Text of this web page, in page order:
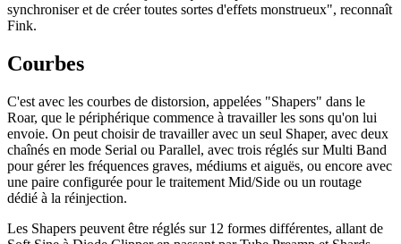
synchroniser et de créer toutes sortes d'effets monstrueux", reconnaît
Fink.
Courbes
C'est avec les courbes de distorsion, appelées "Shapers" dans le
Roar, que le périphérique commence à travailler les sons qu'on lui
envoie. On peut choisir de travailler avec un seul Shaper, avec deux
chaînés en mode Serial ou Parallel, avec trois réglés sur Multi Band
pour gérer les fréquences graves, médiums et aiguës, ou encore avec
une paire configurée pour le traitement Mid/Side ou un routage
dédié à la réinjection.
Les Shapers peuvent être réglés sur 12 formes différentes, allant de